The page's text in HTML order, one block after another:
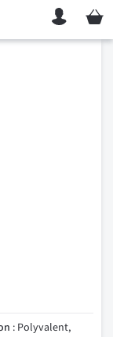
Mon
: Polyvalent,